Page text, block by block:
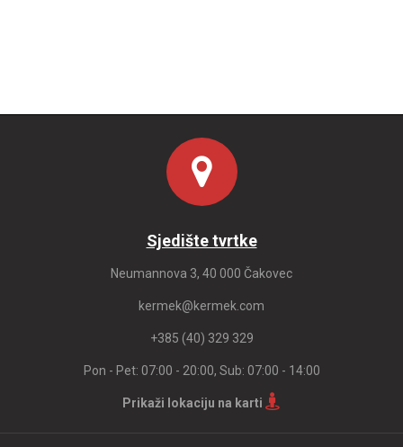
Sjedište tvrtke
Neumannova 3, 40 000 Čakovec
kermek@kermek.com
+385 (40) 329 329
Pon - Pet: 07:00 - 20:00, Sub: 07:00 - 14:00
Prikaži lokaciju na karti